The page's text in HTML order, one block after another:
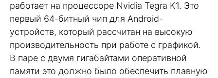
работает на процессоре Nvidia Tegra K1. Это
первый 64-битный чип для Android-
устройств, который рассчитан на высокую
производительность при работе с графикой.
В паре с двумя гигабайтами оперативной
памяти это должно было обеспечить плавную